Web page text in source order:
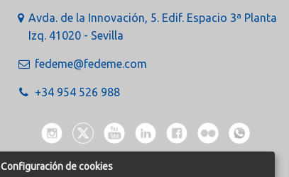
Avda. de la Innovación, 5. Edif. Espacio 3ª Planta
Izq. 41020 - Sevilla
fedeme@fedeme.com
+34 954 526 988
Configuración de cookies